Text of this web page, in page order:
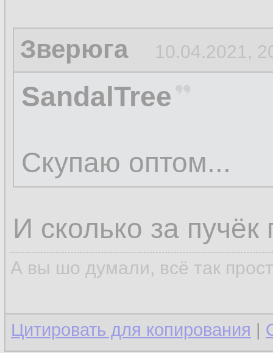
Зверюга 10.04.2021,
SandalTree
Скупаю оптом...
И сколько за пучёк
А вы шо думали, всё так
Цитировать для копирования |